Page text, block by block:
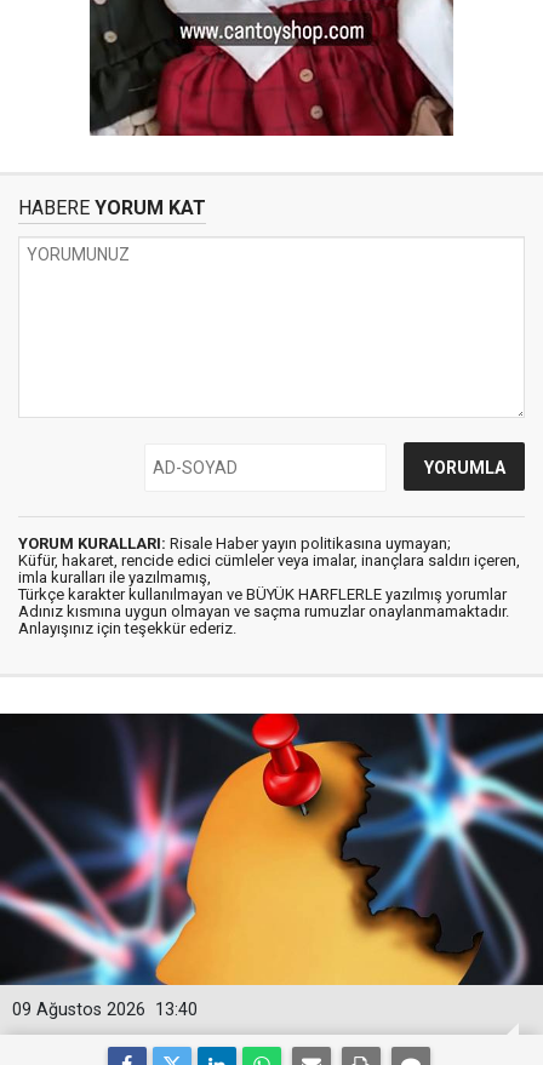
HABERE YORUM KAT
YORUM KURALLARI: Risale Haber yayın politikasına uymayan;
Küfür, hakaret, rencide edici cümleler veya imalar, inançlara saldırı içeren,
imla kuralları ile yazılmamış,
Türkçe karakter kullanılmayan ve BÜYÜK HARFLERLE yazılmış yorumlar
Adınız kısmına uygun olmayan ve saçma rumuzlar onaylanmamaktadır.
Anlayışınız için teşekkür ederiz.
13:40
09 Ağustos 2026